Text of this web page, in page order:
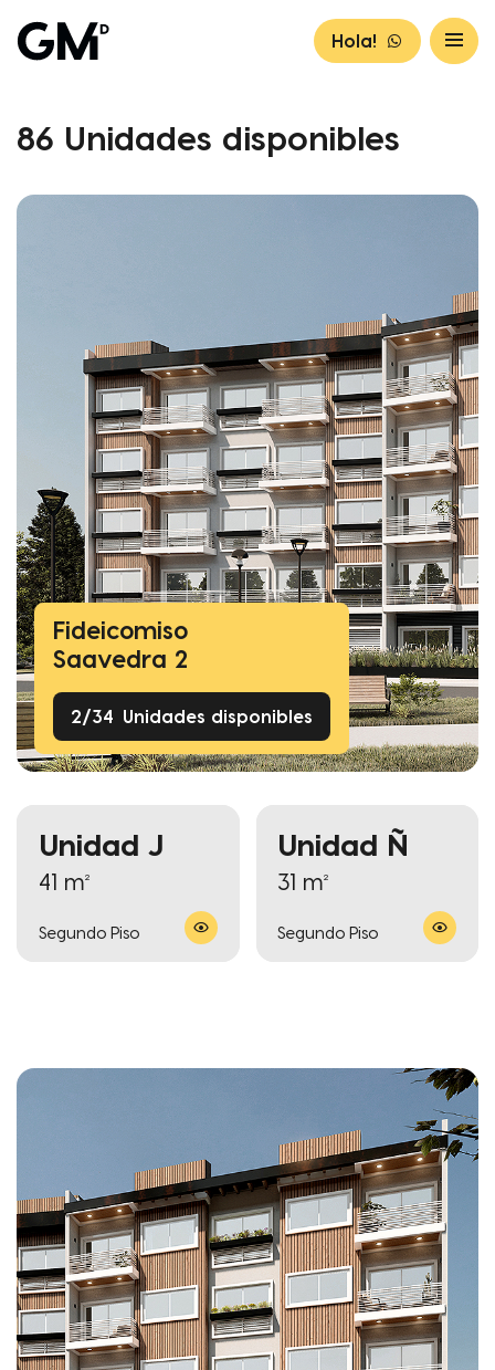
Hola!
86 Unidades disponibles
Fideicomiso
Saavedra 2
2/34 Unidades disponibles
Unidad J
41 m²
Segundo Piso
Unidad Ñ
31 m²
Segundo Piso